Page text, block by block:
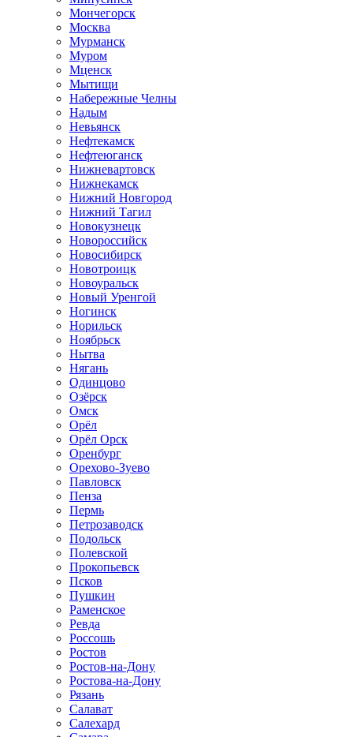
Мончегорск
Москва
Мурманск
Муром
Мценск
Мытищи
Набережные Челны
Надым
Невьянск
Нефтекамск
Нефтеюганск
Нижневартовск
Нижнекамск
Нижний Новгород
Нижний Тагил
Новокузнецк
Новороссийск
Новосибирск
Новотроицк
Новоуральск
Новый Уренгой
Ногинск
Норильск
Ноябрьск
Нытва
Нягань
Одинцово
Озёрск
Омск
Орёл
Орёл Орск
Оренбург
Орехово-Зуево
Павловск
Пенза
Пермь
Петрозаводск
Подольск
Полевской
Прокопьевск
Псков
Пушкин
Раменское
Ревда
Россошь
Ростов
Ростов-на-Дону
Ростова-на-Дону
Рязань
Салават
Салехард